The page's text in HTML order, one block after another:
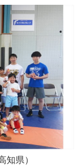
知県）